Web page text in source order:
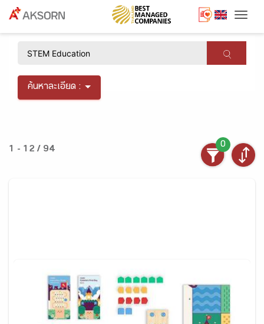
ค้นหาละเอียด :
1 - 12 / 94
0